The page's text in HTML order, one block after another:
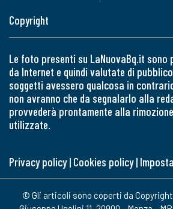
Copyright
Le foto presenti su LaNuovaBq.it sono
da Internet e quindi valutate di
soggetti avessero qualcosa in
non avranno che da segnalarlo alla
provvederà prontamente alla
utilizzate.
Privacy policy| Cookies policy|
© Gli articoli sono coperti da